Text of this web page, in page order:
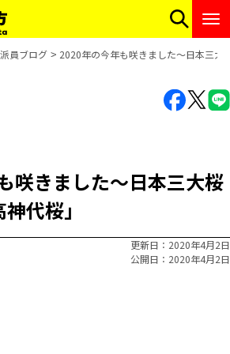
員ブログ 2020年の今年も咲きました～日本三大
咲きました～日本三大桜
代桜」
更新日
2020年4月2日
公開日
2020年4月2日